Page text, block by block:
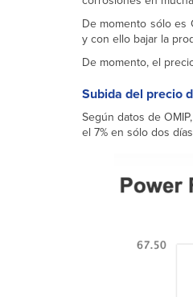
De momento sólo es
y con ello bajar la
De momento, el
Subida del precio
Según datos de
el 7% en sólo dos